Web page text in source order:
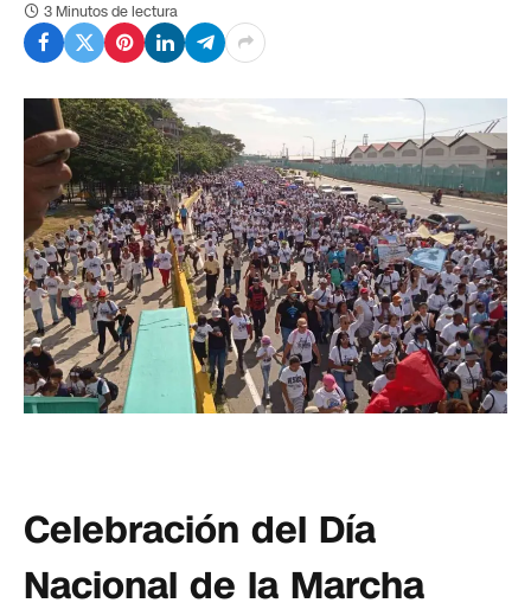
3 Minutos de lectura
Celebración del Día
Nacional de la Marcha